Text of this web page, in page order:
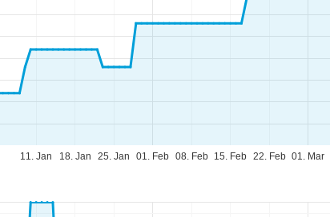
01. Feb 01. Mar
11. Jan 18. Jan 25. Jan 08. Feb 15. Feb 22. Feb